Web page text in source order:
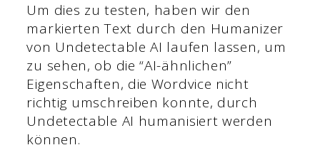
Um dies zu testen, haben wir den
markierten Text durch den Humanizer
von Undetectable AI laufen lassen, um
zu sehen, ob die “AI-ähnlichen”
Eigenschaften, die Wordvice nicht
richtig umschreiben konnte, durch
Undetectable AI humanisiert werden
können.